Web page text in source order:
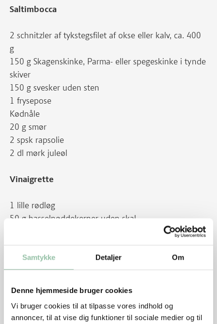
Samtykke Detaljer Om
Denne hjemmeside bruger cookies
Vi bruger cookies til at tilpasse vores indhold og
annoncer, til at vise dig funktioner til sociale medier og til
Saltimbocca
2 schnitzler af tykstegsfilet af okse eller kalv, ca. 400
g
150 g Skagenskinke, Parma- eller spegeskinke i tynde
skiver
150 g svesker uden sten
1 frysepose
Kødnåle
20 g smør
2 spsk rapsolie
2 dl mørk juleøl
Vinaigrette
1 lille rødløg
50 g hasselnøddekerner uden skal
1 dl æbleeddike
200 g tyttebær eller tranebær, frosne eller tørrede
2 tsk groft salt
¾ dl grov sennep
Tilbehør